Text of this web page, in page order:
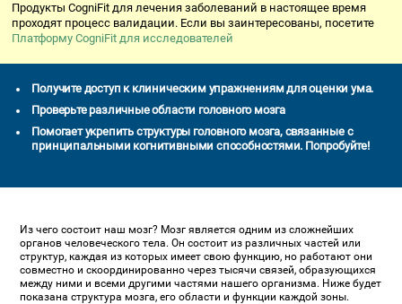
Продукты CogniFit для лечения заболеваний в настоящее время
проходят процесс валидации. Если вы заинтересованы, посетите
Платформу CogniFit для исследователей
Получите доступ к клиническим упражнениям для оценки ума.
Проверьте различные области головного мозга
Помогает укрепить структуры головного мозга, связанные с
принципальными когнитивными способностями. Попробуйте!
Из чего состоит наш мозг? Мозг является одним из сложнейших
органов человеческого тела. Он состоит из различных частей или
структур, каждая из которых имеет свою функцию, но работают они
совместно и скоординированно через тысячи связей, образующихся
между ними и всеми другими частями нашего организма. Ниже будет
показана структура мозга, его области и функции каждой зоны.